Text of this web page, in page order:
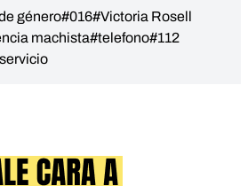
género#016#Victoria Rosell
machista#telefono#112